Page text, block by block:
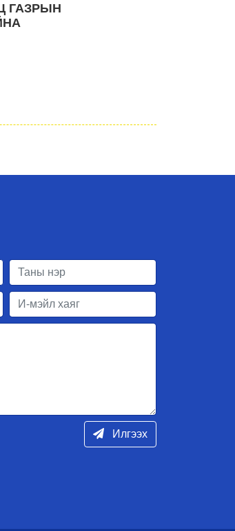
ГАЗРЫН
Илгээх